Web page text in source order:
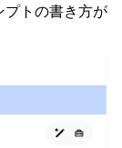
プトの書き方が